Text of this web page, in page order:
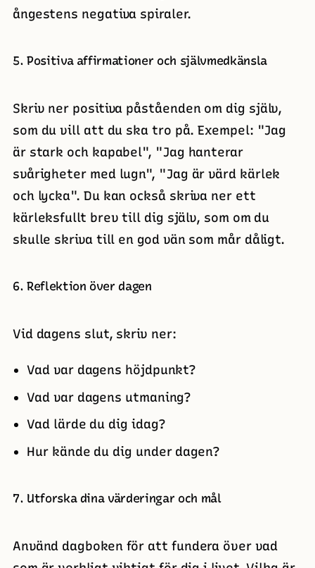
ångestens negativa spiraler.
5. Positiva affirmationer och självmedkänsla
Skriv ner positiva påståenden om dig själv,
som du vill att du ska tro på. Exempel: "Jag
är stark och kapabel", "Jag hanterar
svårigheter med lugn", "Jag är värd kärlek
och lycka". Du kan också skriva ner ett
kärleksfullt brev till dig själv, som om du
skulle skriva till en god vän som mår dåligt.
6. Reflektion över dagen
Vid dagens slut, skriv ner:
Vad var dagens höjdpunkt?
Vad var dagens utmaning?
Vad lärde du dig idag?
Hur kände du dig under dagen?
7. Utforska dina värderingar och mål
Använd dagboken för att fundera över vad